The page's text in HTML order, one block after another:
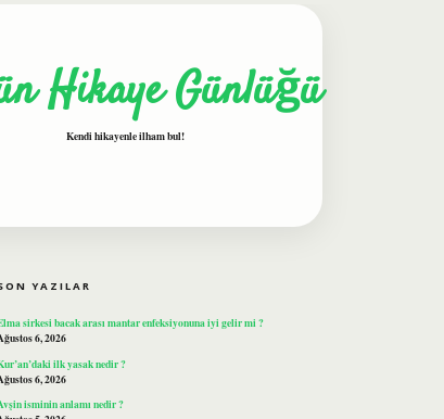
Hikaye Günlüğü
Kendi hikayenle ilham bul!
YAZILAR
sirkesi bacak arası mantar enfeksiyonuna iyi gelir mi ?
6, 2026
ilk yasak nedir ?
6, 2026
isminin anlamı nedir ?